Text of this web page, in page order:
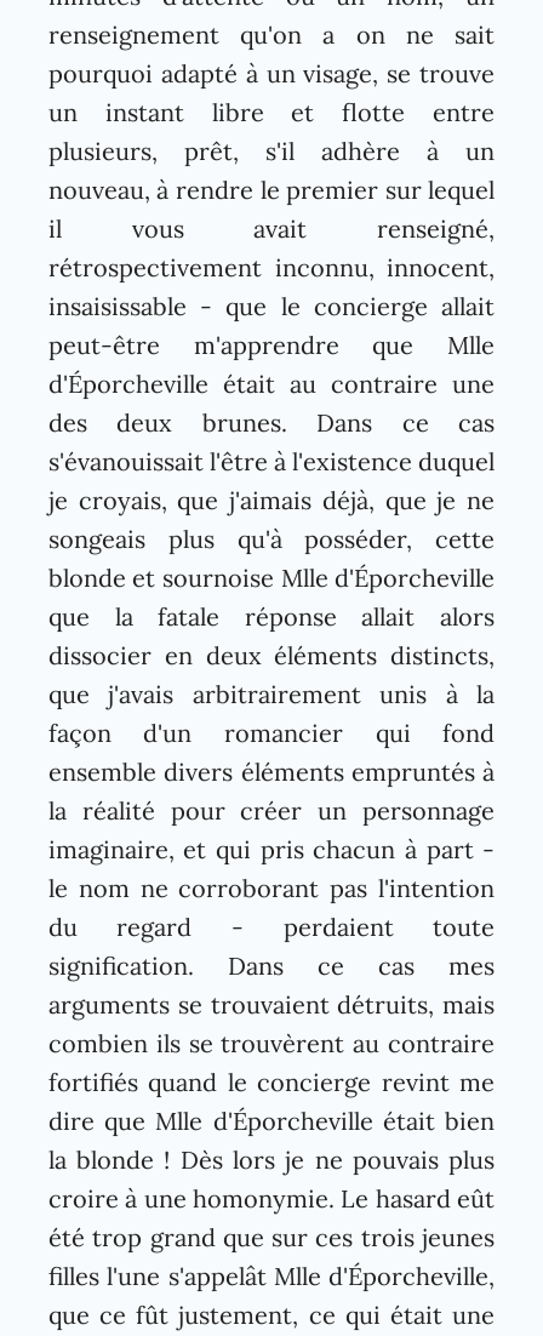
renseignement qu'on a on ne sait
pourquoi adapté à un visage, se trouve
un instant libre et flotte entre
plusieurs, prêt, s'il adhère à un
nouveau, à rendre le premier sur lequel
il vous avait renseigné,
rétrospectivement inconnu, innocent,
insaisissable - que le concierge allait
peut-être m'apprendre que Mlle
d'Éporcheville était au contraire une
des deux brunes. Dans ce cas
s'évanouissait l'être à l'existence duquel
je croyais, que j'aimais déjà, que je ne
songeais plus qu'à posséder, cette
blonde et sournoise Mlle d'Éporcheville
que la fatale réponse allait alors
dissocier en deux éléments distincts,
que j'avais arbitrairement unis à la
façon d'un romancier qui fond
ensemble divers éléments empruntés à
la réalité pour créer un personnage
imaginaire, et qui pris chacun à part -
le nom ne corroborant pas l'intention
du regard - perdaient toute
signification. Dans ce cas mes
arguments se trouvaient détruits, mais
combien ils se trouvèrent au contraire
fortifiés quand le concierge revint me
dire que Mlle d'Éporcheville était bien
la blonde ! Dès lors je ne pouvais plus
croire à une homonymie. Le hasard eût
été trop grand que sur ces trois jeunes
filles l'une s'appelât Mlle d'Éporcheville,
que ce fût justement, ce qui était une